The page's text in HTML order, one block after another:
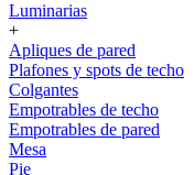
Luminarias
+
Apliques de pared
Plafones y spots de techo
Colgantes
Empotrables de techo
Empotrables de pared
Mesa
Pie